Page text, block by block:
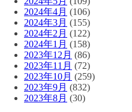
2024年4月 (106)
2024年3月 (155)
2024年2月 (122)
2024年1月 (158)
2023年12月 (86)
2023年11月 (72)
2023年10月 (259)
2023年9月 (832)
2023年8月 (30)